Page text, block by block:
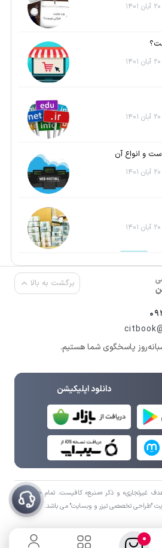
و انواع آن
0
برگشت به بالا
دانلود اپلیکیشن
غیرتجاری» و ذکر «منبع» کافیست. تمام حقوق اين
"طراحی تخصصی تیزر و وبسایت" می باشد.